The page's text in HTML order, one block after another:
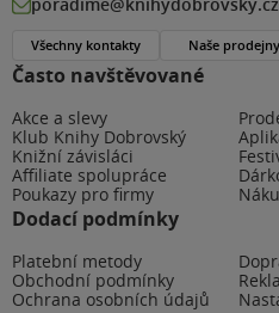
Často navštěvované
Akce a slevy
Klub Knihy Dobrovský
Knižní závisláci
Affiliate spolupráce
Poukazy pro firmy
Dodací podmínky
Platební metody
Obchodní podmínky
Ochrana osobních údajů
Všechny kontakty Naše prodejny